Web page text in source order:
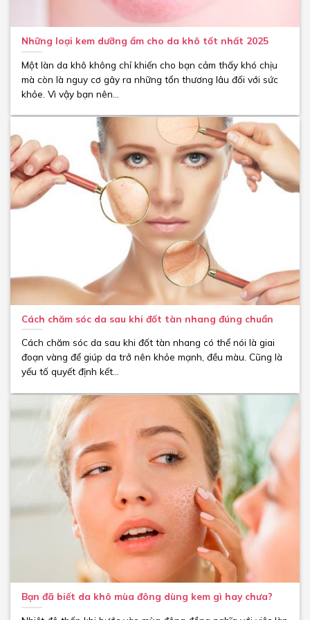
Những loại kem dưỡng ẩm cho da khô tốt nhất 2025
Một làn da khô không chỉ khiến cho bạn cảm thấy khó chịu
mà còn là nguy cơ gây ra những tổn thương lâu đối với sức
khỏe. Vì vậy bạn nên...
Cách chăm sóc da sau khi đốt tàn nhang đúng chuẩn
Cách chăm sóc da sau khi đốt tàn nhang có thể nói là giai
đoạn vàng để giúp da trở nên khỏe mạnh, đều màu. Cũng là
yếu tố quyết định kết...
Bạn đã biết da khô mùa đông dùng kem gì hay chưa?